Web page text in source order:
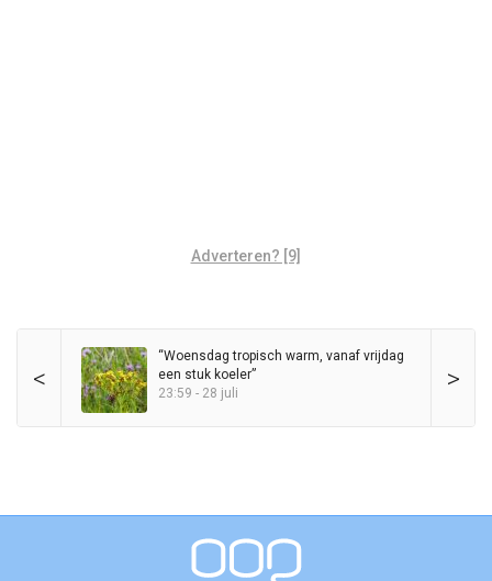
Adverteren? [9]
< >
“Woensdag tropisch warm, vanaf vrijdag
een stuk koeler”
23:59 - 28 juli